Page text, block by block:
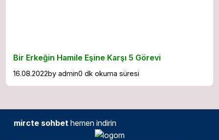
Bir Erkeğin Hamile Eşine Karşı 5 Görevi
16.08.2022by admin0 dk okuma süresi
mircte sohbet hemen indirin